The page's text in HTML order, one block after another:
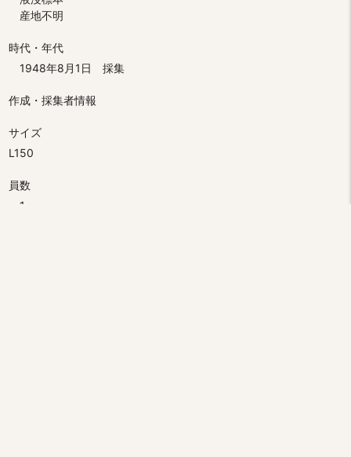
産地不明
時代・年代
1948年8月1日 採集
作成・採集者情報
サイズ
L150
員数
1